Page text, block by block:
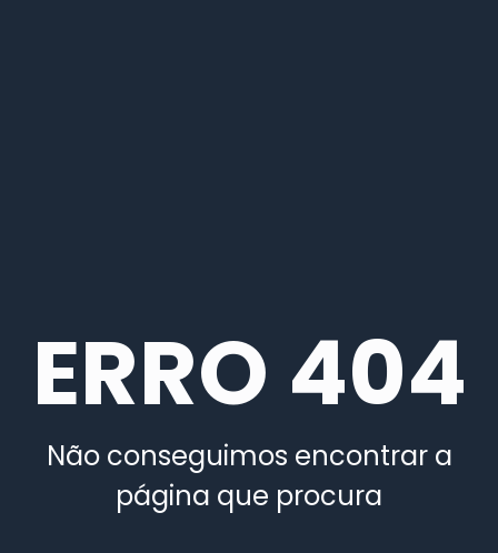
ERRO 404
Não conseguimos encontrar a
página que procura